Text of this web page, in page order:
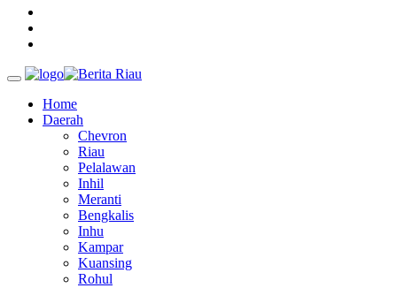
Home
Daerah
Chevron
Riau
Pelalawan
Inhil
Meranti
Bengkalis
Inhu
Kampar
Kuansing
Rohul